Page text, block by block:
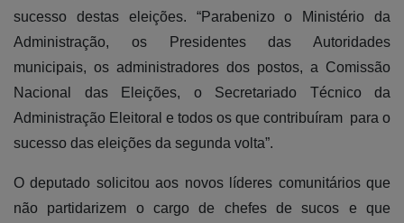
sucesso destas eleições. “Parabenizo o Ministério da
Administração, os Presidentes das Autoridades
municipais, os administradores dos postos, a Comissão
Nacional das Eleições, o Secretariado Técnico da
Administração Eleitoral e todos os que contribuíram para o
sucesso das eleições da segunda volta”.
O deputado solicitou aos novos líderes comunitários que
não partidarizem o cargo de chefes de sucos e que